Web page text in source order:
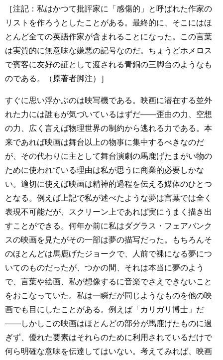
［注記：私はかつて批評家に「感傷的」と呼ばれた作家の
リストを作ろうとしたことがある。最終的に、そこにはほ
とんど全ての英語作家が含まれることになった。この言葉
は実質的に無意味な嫌悪の記号なのだ。ちょうどホメロス
で賓客に友好の証として渡される青銅の三脚台のようなも
のである。（原著者脚注）］
すぐに思い浮かぶのは映写機である。映画に潜在する並外
れた力には誰もが気づいているはずだ――歪曲の力、空想
の力、広く言えば物理世界の制約から逃れる力である。本
来であれば映画は舞台以上の物事に集中するべきなのだ
が、その代わりに主として舞台演劇の馬鹿げたまがい物の
ために使われている理由は私が思うに商業的必要しかな
い。適切に使えば映画は精神的過程を伝える媒体のひとつ
となる。例えば上記で私が述べたような夢は言葉では全く
表現不可能だが、スクリーン上であれば実にうまく描き出
すことができる。何年か前に私はダグラス・フェアバンク
スの映画を見たがその一部は夢の描写だった。もちろんそ
のほとんどは馬鹿げたジョークで、人前で裸になる夢につ
いてのものだったが、つかの間、それは本当に夢のよう
で、言葉や絵画、私が想像するに音楽でさえできないこと
をおこなっていた。私は一瞬だが同じようなものを他の映
画でも目にしたことがある。例えば「カリガリ博士」だ
――しかしこの映画はほとんどの部分が馬鹿げたものに過
ぎず、優れた要素はそれらのために利用されているだけで
何ら明確な意味を伝達してはいない。考えてみれば、映画